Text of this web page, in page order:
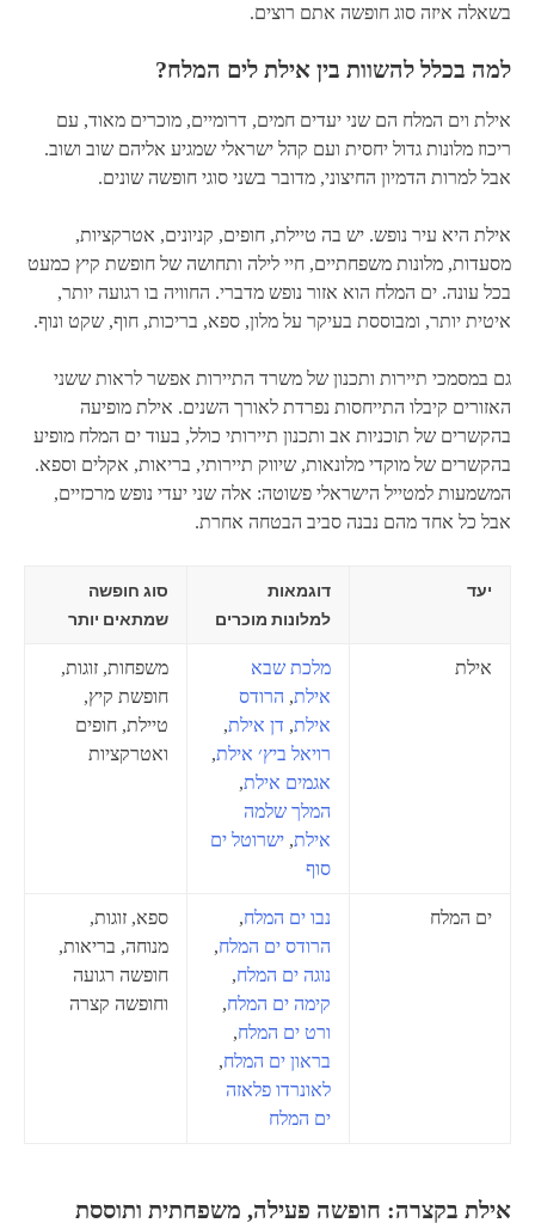
בשאלה איזה סוג חופשה אתם רוצים.
למה בכלל להשוות בין אילת לים המלח?
אילת וים המלח הם שני יעדים חמים, דרומיים, מוכרים מאוד, עם
ריכוז מלונות גדול יחסית ועם קהל ישראלי שמגיע אליהם שוב ושוב.
אבל למרות הדמיון החיצוני, מדובר בשני סוגי חופשה שונים.
אילת היא עיר נופש. יש בה טיילת, חופים, קניונים, אטרקציות,
מסעדות, מלונות משפחתיים, חיי לילה ותחושה של חופשת קיץ כמעט
בכל עונה. ים המלח הוא אזור נופש מדברי. החוויה בו רגועה יותר,
איטית יותר, ומבוססת בעיקר על מלון, ספא, בריכות, חוף, שקט ונוף.
גם במסמכי תיירות ותכנון של משרד התיירות אפשר לראות ששני
האזורים קיבלו התייחסות נפרדת לאורך השנים. אילת מופיעה
בהקשרים של תוכניות אב ותכנון תיירותי כולל, בעוד ים המלח מופיע
בהקשרים של מוקדי מלונאות, שיווק תיירותי, בריאות, אקלים וספא.
המשמעות למטייל הישראלי פשוטה: אלה שני יעדי נופש מרכזיים,
אבל כל אחד מהם נבנה סביב הבטחה אחרת.
יעד
דוגמאות
למלונות מוכרים
סוג חופשה
שמתאים יותר
אילת
מלכת שבא
אילת, הרודס
אילת, דן אילת,
רויאל ביץ׳ אילת,
אגמים אילת,
המלך שלמה
אילת, ישרוטל ים
סוף
משפחות, זוגות,
חופשת קיץ,
טיילת, חופים
ואטרקציות
ים המלח נבו ים המלח,
הרודס ים המלח,
נוגה ים המלח,
קימה ים המלח,
ורט ים המלח,
בראון ים המלח,
לאונרדו פלאזה
ים המלח
ספא, זוגות,
מנוחה, בריאות,
חופשה רגועה
וחופשה קצרה
אילת בקצרה: חופשה פעילה, משפחתית ותוססת